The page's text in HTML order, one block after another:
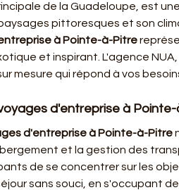
de la Guadeloupe, est
pittoresques et son
à Pointe-à-Pitre
et inspirant. L'agence
mesure qui répond à vos
d'entreprise à
d'entreprise à Pointe-à-Pitre
et la gestion des
de se concentrer sur les
sans souci, en s'occupant